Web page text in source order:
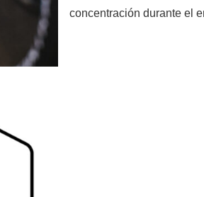
concentración durante el